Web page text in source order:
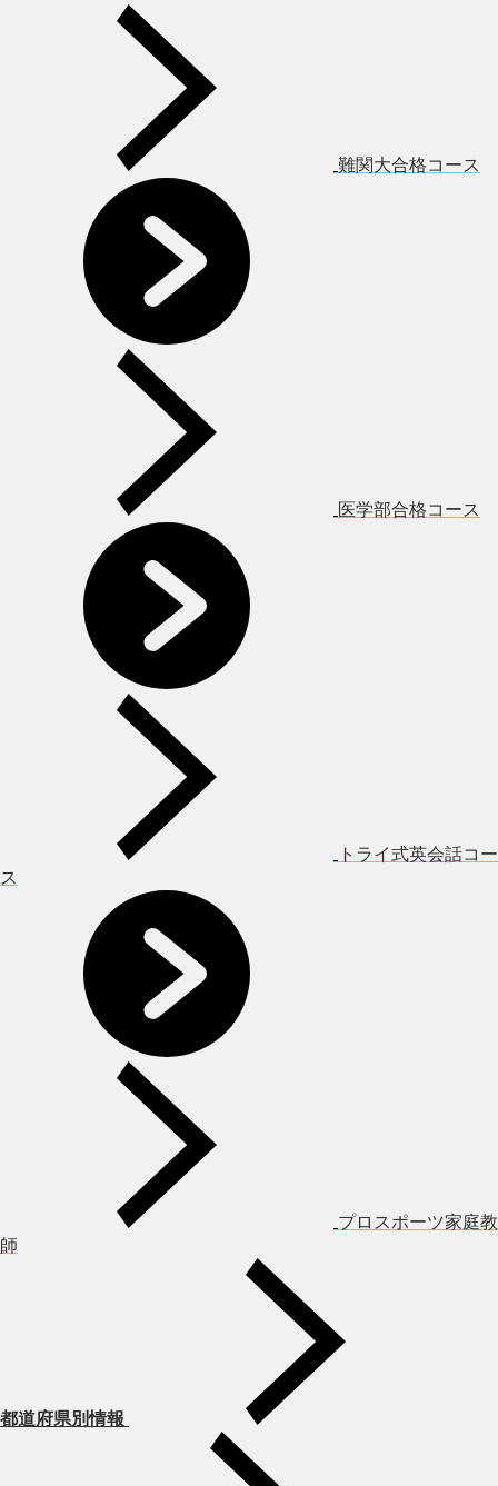
難関大合格コース
医学部合格コース
トライ式英会話コー
ス
プロスポーツ家庭教
師
都道府県別情報